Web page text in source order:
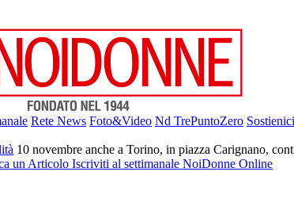
Rete News Foto&Video Nd TrePuntoZero Sostienici
10 novembre anche a Torino, in piazza Carignano,
un Articolo Iscriviti al settimanale NoiDonne Online